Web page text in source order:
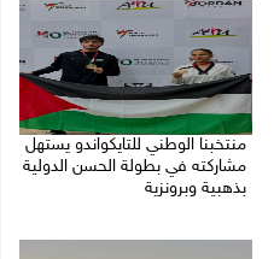
منتخبنا الوطني للتايكواندو يستهل
مشاركته في بطولة الحسن الدولية
بذهبية وبرونزية